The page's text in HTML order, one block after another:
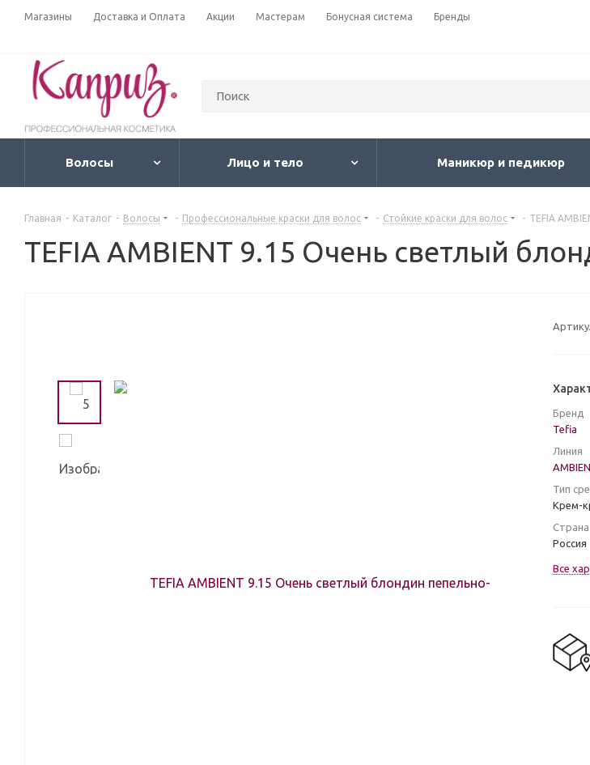
Магазины Доставка и Оплата Акции Мастерам Бонусная система Бренды
Волосы Лицо и тело Маникюр и педикюр
Главная - Каталог - Волосы - Профессиональные краски для волос - Стойкие краски для волос - TEFIA
TEFIA AMBIENT 9.15 Очень светлый
Бренд
Tefia
Линия
Тип
Крем-
Страна
Россия
Все